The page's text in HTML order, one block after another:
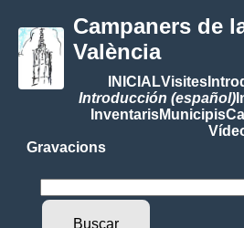
Campaners de
València
INICIALVisites
Introducción (español)
InventarisMunicipis
Gravacions